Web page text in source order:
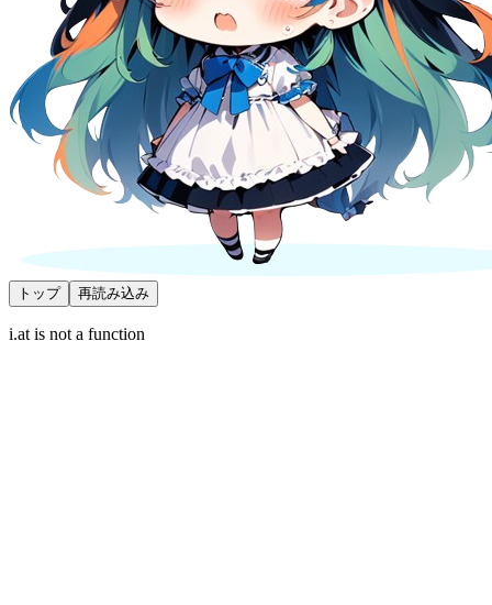
トップ 再読み込み
i.at is not a function